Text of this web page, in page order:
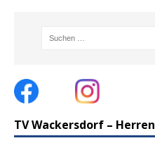
TV Wackersdorf – Herren